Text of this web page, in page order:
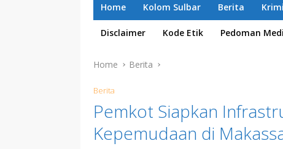
Home Kolom Sulbar Berita
Disclaimer Kode Etik Pedoman
Home Berita
Berita
Pemkot Siapkan
Kepemudaan di